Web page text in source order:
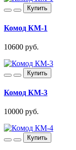
Купить
Комод КМ-1
10600 руб.
Купить
Комод КМ-3
10000 руб.
Купить